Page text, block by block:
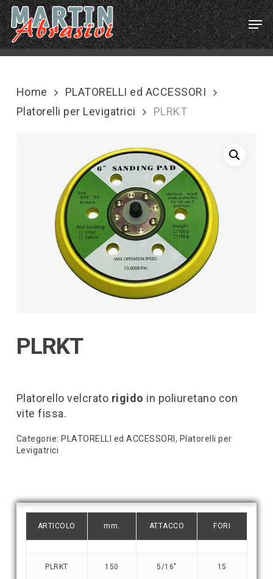
Skip
to
main
content
Home
PLATORELLI ed ACCESSORI
Platorelli per Levigatrici
PLRKT
PLRKT
Platorello velcrato rigido in poliuretano con
vite fissa.
Categorie: PLATORELLI ed ACCESSORI , Platorelli per
Levigatrici
ARTICOLO mm. ATTACCO FORI
PLRKT 150 5/16″ 15
Menu